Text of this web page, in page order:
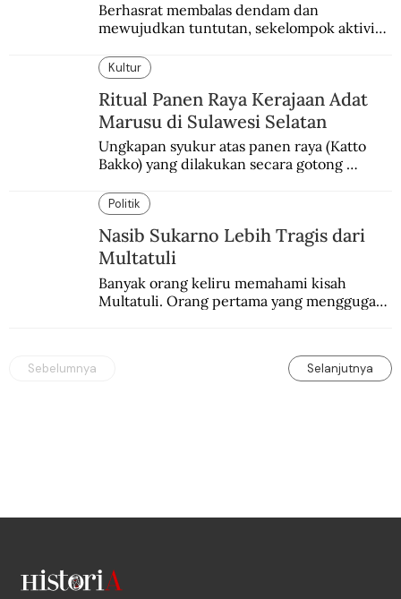
Berhasrat membalas dendam dan
mewujudkan tuntutan, sekelompok aktivis
Paris.
Kultur
Ritual Panen Raya Kerajaan Adat
Marusu di Sulawesi Selatan
Ungkapan syukur atas panen raya (Katto
Bakko) yang dilakukan secara gotong
Politik
Nasib Sukarno Lebih Tragis dari
Multatuli
Banyak orang keliru memahami kisah
Multatuli. Orang pertama yang menggugat
Sebelumnya Selanjutnya